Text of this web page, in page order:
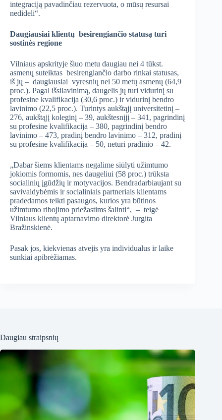
integraciją pavadinčiau rezervuota, o mūsų resursai
nedideli“.
Daugiausiai klientų besirengiančio statusą turi
sostinės regione
Vilniaus apskrityje šiuo metu daugiau nei 4 tūkst.
asmenų suteiktas besirengiančio darbo rinkai statusas,
iš jų – daugiausiai vyresnių nei 50 metų asmenų (64,9
proc.). Pagal išsilavinimą, daugelis jų turi vidurinį su
profesine kvalifikacija (30,6 proc.) ir vidurinį bendro
lavinimo (22,5 proc.). Turintys aukštąjį universitetinį –
276, aukštąjį koleginį – 39, aukštesnįjį – 341, pagrindinį
su profesine kvalifikacija – 380, pagrindinį bendro
lavinimo – 473, pradinį bendro lavinimo – 312, pradinį
su profesine kvalifikacija – 50, neturi pradinio – 42.
„Dabar šiems klientams negalime siūlyti užimtumo
jokiomis formomis, nes daugeliui (58 proc.) trūksta
socialinių įgūdžių ir motyvacijos. Bendradarbiaujant su
savivaldybėmis ir socialiniais partneriais klientams
pradedamos teikti pasaugos, kurios yra būtinos
užimtumo ribojimo priežastims šalinti“, – teigė
Vilniaus klientų aptarnavimo direktorė Jurgita
Bražinskienė.
Pasak jos, kiekvienas atvejis yra individualus ir laike
sunkiai apibrėžiamas.
Daugiau straipsnių